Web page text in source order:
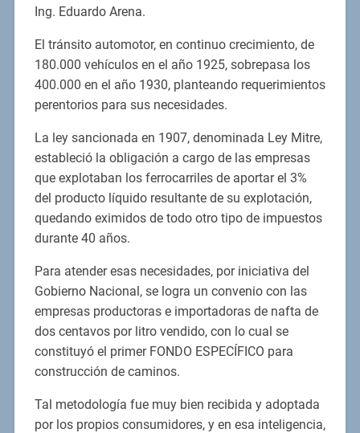
Ing. Eduardo Arena.
El tránsito automotor, en continuo crecimiento, de
180.000 vehículos en el año 1925, sobrepasa los
400.000 en el año 1930, planteando requerimientos
perentorios para sus necesidades.
La ley sancionada en 1907, denominada Ley Mitre,
estableció la obligación a cargo de las empresas
que explotaban los ferrocarriles de aportar el 3%
del producto líquido resultante de su explotación,
quedando eximidos de todo otro tipo de impuestos
durante 40 años.
Para atender esas necesidades, por iniciativa del
Gobierno Nacional, se logra un convenio con las
empresas productoras e importadoras de nafta de
dos centavos por litro vendido, con lo cual se
constituyó el primer FONDO ESPECÍFICO para
construcción de caminos.
Tal metodología fue muy bien recibida y adoptada
por los propios consumidores, y en esa inteligencia,